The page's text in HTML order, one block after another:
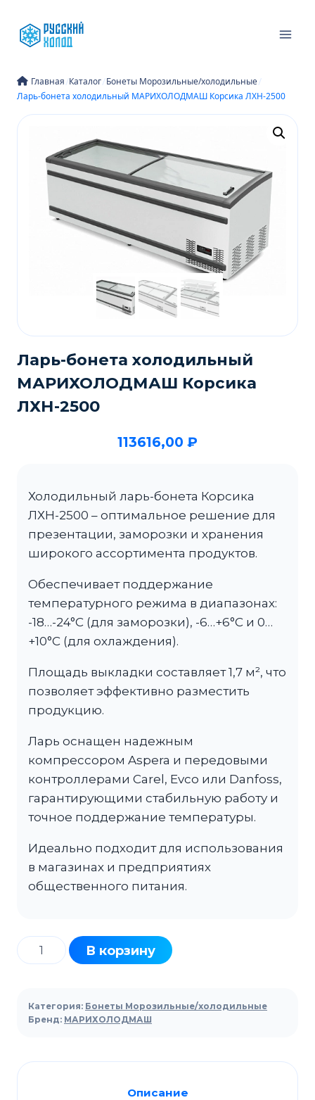
содержимому
Главная/Каталог/Бонеты Морозильные/холодильные/
Ларь-бонета холодильный МАРИХОЛОДМАШ Корсика ЛХН-2500
Ларь-бонета холодильный
МАРИХОЛОДМАШ Корсика
ЛХН-2500
113616,00 ₽
Холодильный ларь-бонета Корсика
ЛХН-2500 – оптимальное решение для
презентации, заморозки и хранения
широкого ассортимента продуктов.
Обеспечивает поддержание
температурного режима в диапазонах:
-18…-24°C (для заморозки), -6…+6°C и 0…
+10°C (для охлаждения).
Площадь выкладки составляет 1,7 м², что
позволяет эффективно разместить
продукцию.
Ларь оснащен надежным
компрессором Aspera и передовыми
контроллерами Carel, Evco или Danfoss,
гарантирующими стабильную работу и
точное поддержание температуры.
Идеально подходит для использования
в магазинах и предприятиях
общественного питания.
Количество
товара
бонета
холодильный
Корсика
ЛХН-2500
В корзину
Категория: Бонеты Морозильные/холодильные
Бренд: МАРИХОЛОДМАШ
Описание